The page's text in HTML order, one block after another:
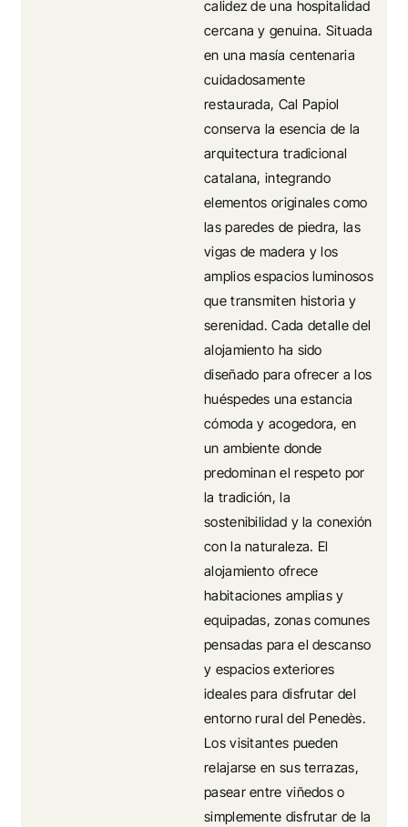
calidez de una hospitalidad
cercana y genuina. Situada
en una masía centenaria
cuidadosamente
restaurada, Cal Papiol
conserva la esencia de la
arquitectura tradicional
catalana, integrando
elementos originales como
las paredes de piedra, las
vigas de madera y los
amplios espacios luminosos
que transmiten historia y
serenidad. Cada detalle del
alojamiento ha sido
diseñado para ofrecer a los
huéspedes una estancia
cómoda y acogedora, en
un ambiente donde
predominan el respeto por
la tradición, la
sostenibilidad y la conexión
con la naturaleza. El
alojamiento ofrece
habitaciones amplias y
equipadas, zonas comunes
pensadas para el descanso
y espacios exteriores
ideales para disfrutar del
entorno rural del Penedès.
Los visitantes pueden
relajarse en sus terrazas,
pasear entre viñedos o
simplemente disfrutar de la